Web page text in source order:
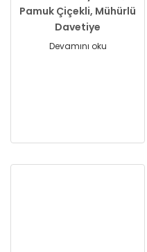
Pamuk Çiçekli, Mühürlü
Davetiye
Devamını oku